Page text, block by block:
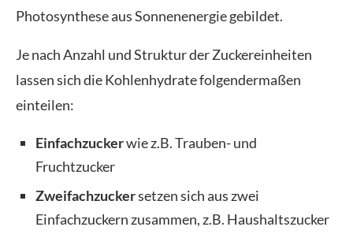
Photosynthese aus Sonnenenergie gebildet.
Je nach Anzahl und Struktur der Zuckereinheiten
lassen sich die Kohlenhydrate folgendermaßen
einteilen:
Einfachzuckerwie z.B. Trauben- und
Fruchtzucker
Zweifachzuckersetzen sich aus zwei
Einfachzuckern zusammen, z.B. Haushaltszucker